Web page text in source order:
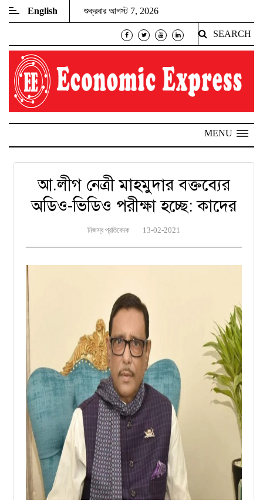
English শুক্রবার আগস্ট 7, 2026
SEARCH
MENU
আ.লীগ নেত্রী মাহমুদার বক্তব্যের
অডিও-ভিডিও পরীক্ষা হচ্ছে: কাদের
নিজস্ব প্রতিবেদক 13-02-2021